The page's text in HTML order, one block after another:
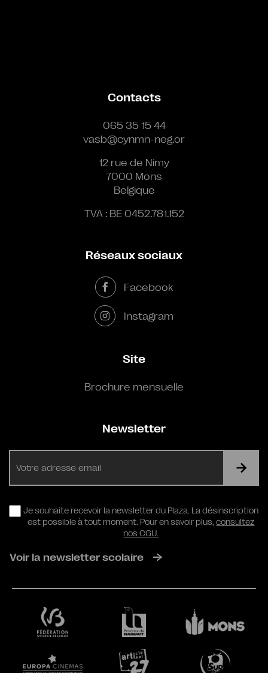
Contacts
065 35 15 44
vasb@cynmn-neg.or
12 rue de Nimy
7000 Mons
Belgique
TVA : BE 0452.781.152
Réseaux sociaux
Facebook
Instagram
Site
Brochure mensuelle
Newsletter
RGPD
Je souhaite recevoir la newsletter du Plaza. La désinscription
est possible à tout moment. Pour en savoir plus,consultez
nos CGU.
Voir la newsletter scolaire